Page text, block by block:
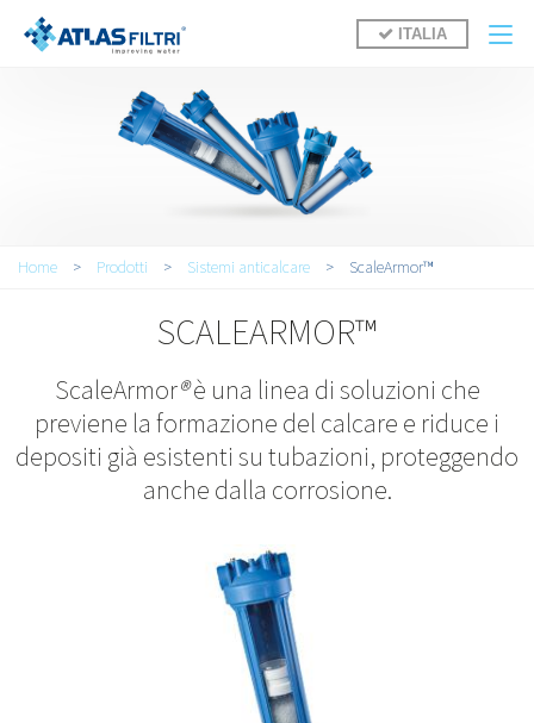
Salta al contenuto principale
ITALIA
Tu sei qui
Home > Prodotti > Sistemi anticalcare > ScaleArmor™
SCALEARMOR™
ScaleArmor®è una linea di soluzioni che
previene la formazione del calcare e riduce i
depositi già esistenti su tubazioni, proteggendo
anche dalla corrosione.